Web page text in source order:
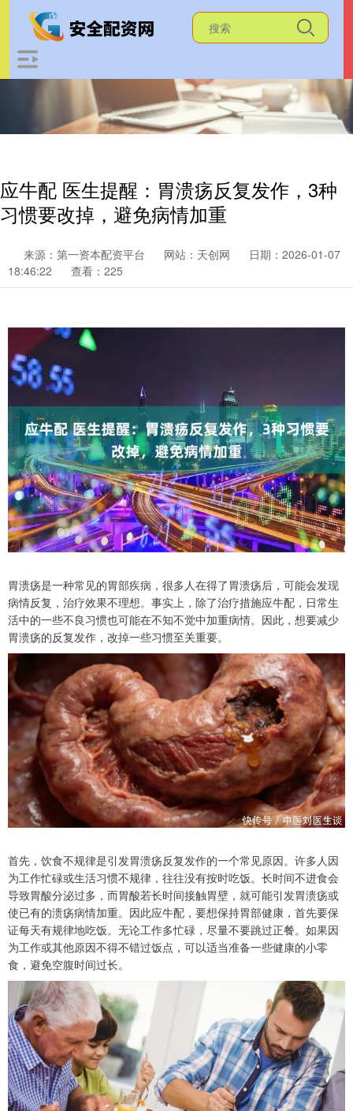
应牛配 医生提醒：胃溃疡反复发作，3种
习惯要改掉，避免病情加重
来源：第一资本配资平台 网站：天创网
日期：2026-01-07
18:46:22
查看：225
胃溃疡是一种常见的胃部疾病，很多人在得了胃溃疡后，可能会发现
病情反复，治疗效果不理想。事实上，除了治疗措施应牛配，日常生
活中的一些不良习惯也可能在不知不觉中加重病情。因此，想要减少
胃溃疡的反复发作，改掉一些习惯至关重要。
首先，饮食不规律是引发胃溃疡反复发作的一个常见原因。许多人因
为工作忙碌或生活习惯不规律，往往没有按时吃饭。长时间不进食会
导致胃酸分泌过多，而胃酸若长时间接触胃壁，就可能引发胃溃疡或
使已有的溃疡病情加重。因此应牛配，要想保持胃部健康，首先要保
证每天有规律地吃饭。无论工作多忙碌，尽量不要跳过正餐。如果因
为工作或其他原因不得不错过饭点，可以适当准备一些健康的小零
食，避免空腹时间过长。